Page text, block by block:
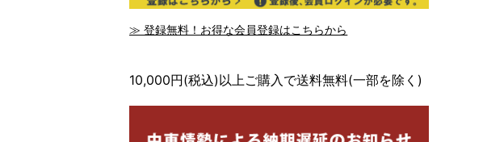
≫ 登録無料！お得な会員登録はこちらから
10,000円(税込)以上ご購入で送料無料(一部を除く)